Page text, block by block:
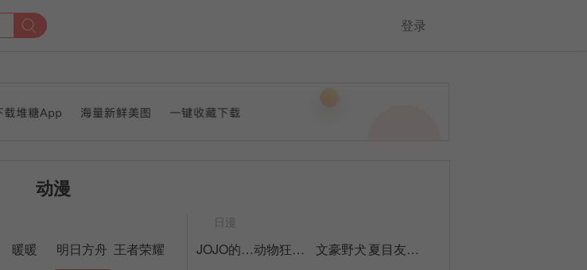
登录
动漫
暖暖 明日方舟 王者荣耀
日漫
JOJO的奇妙冒险 动物狂想曲 文豪野犬
夏目友人帐